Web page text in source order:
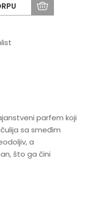
parfem koji
sa smeđim
a
što ga čini